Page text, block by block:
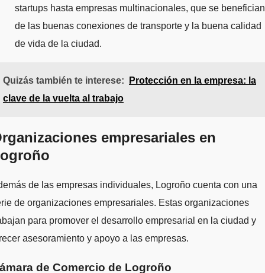
startups hasta empresas multinacionales, que se benefician
de las buenas conexiones de transporte y la buena calidad
de vida de la ciudad.
Quizás también te interese:
Protección en la empresa: la
clave de la vuelta al trabajo
empresariales en
de las empresas individuales, Logroño cuenta con una
de organizaciones empresariales. Estas organizaciones
para promover el desarrollo empresarial en la ciudad y
asesoramiento y apoyo a las empresas.
de Comercio de Logroño